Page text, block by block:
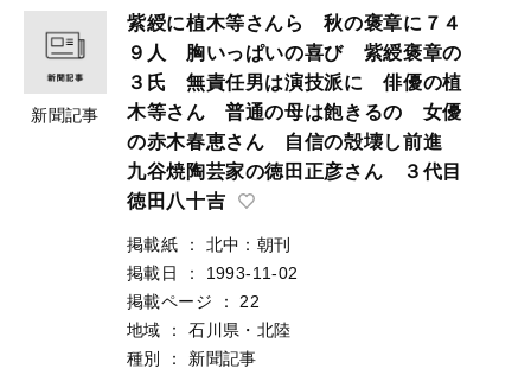
新聞記事
紫綬に植木等さんら 秋の褒章に７４
９人 胸いっぱいの喜び 紫綬褒章の
３氏 無責任男は演技派に 俳優の植
木等さん 普通の母は飽きるの 女優
の赤木春恵さん 自信の殻壊し前進
九谷焼陶芸家の徳田正彦さん ３代目
徳田八十吉
掲載紙 ：
北中：朝刊
掲載日
：
1993-11-02
掲載ページ
：
22
地域
：
石川県・北陸
種別
： 新聞記事